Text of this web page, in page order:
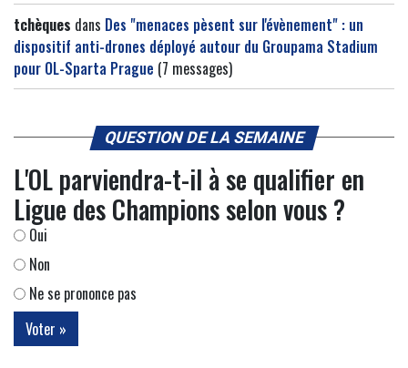
tchèques dans Des "menaces pèsent sur l'évènement" : un
dispositif anti-drones déployé autour du Groupama Stadium
pour OL-Sparta Prague (7 messages)
QUESTION DE LA SEMAINE
L'OL parviendra-t-il à se qualifier en
Ligue des Champions selon vous ?
Oui
Non
Ne se prononce pas